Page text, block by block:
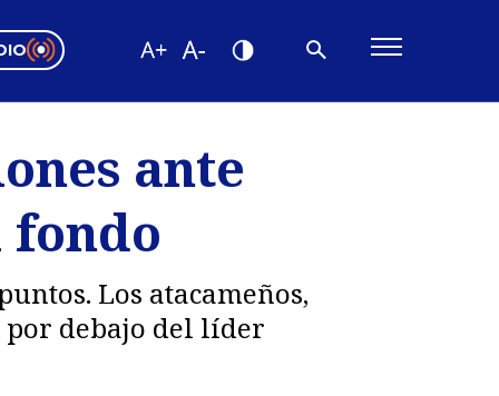
ante
fondo
Los atacameños,
por debajo del líder